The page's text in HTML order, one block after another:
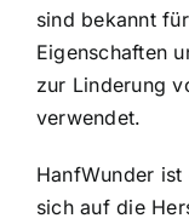
sind bekannt
Eigenschaften
zur Linderung
verwendet.
HanfWunder
sich auf die